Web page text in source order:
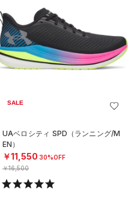
SALE
UAベロシティ SPD（ランニング/M
EN）
￥11,550 30%OFF
￥16,500